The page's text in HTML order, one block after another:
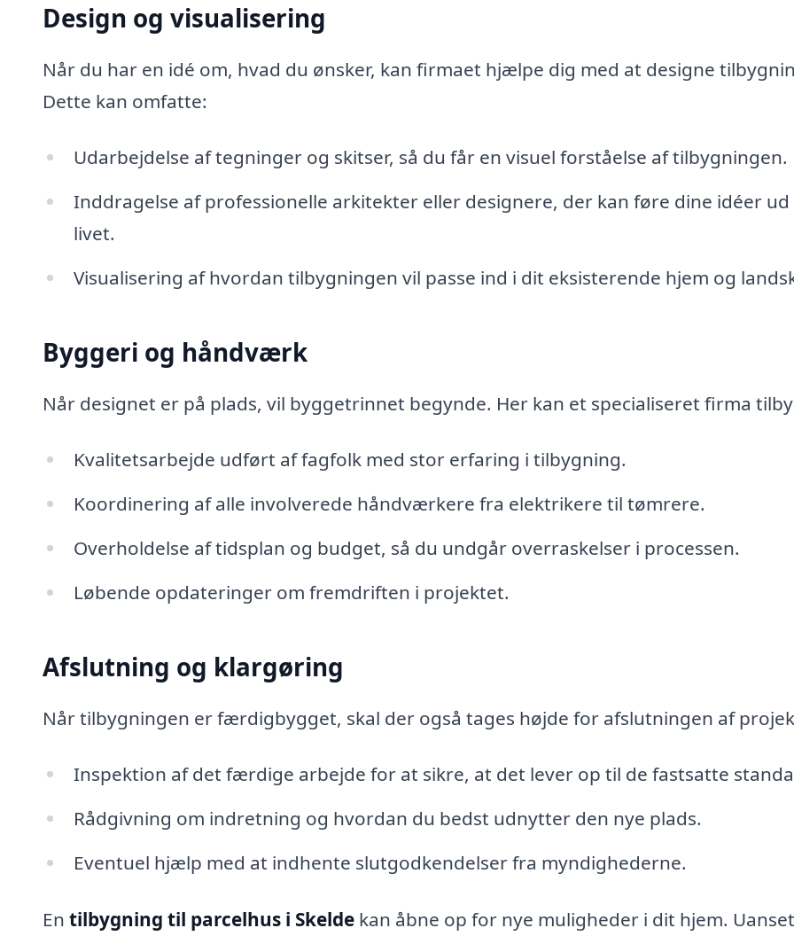
Design og visualisering
Når du har en idé om, hvad du ønsker, kan firmaet hjælpe dig med at designe
Dette kan omfatte:
Udarbejdelse af tegninger og skitser, så du får en visuel forståelse af tilbygningen.
Inddragelse af professionelle arkitekter eller designere, der kan føre dine idéer ud
livet.
Visualisering af hvordan tilbygningen vil passe ind i dit eksisterende hjem og
Byggeri og håndværk
Når designet er på plads, vil byggetrinnet begynde. Her kan et specialiseret firma
Kvalitetsarbejde udført af fagfolk med stor erfaring i tilbygning.
Koordinering af alle involverede håndværkere fra elektrikere til tømrere.
Overholdelse af tidsplan og budget, så du undgår overraskelser i processen.
Løbende opdateringer om fremdriften i projektet.
Afslutning og klargøring
Når tilbygningen er færdigbygget, skal der også tages højde for afslutningen af
Inspektion af det færdige arbejde for at sikre, at det lever op til de fastsatte
Rådgivning om indretning og hvordan du bedst udnytter den nye plads.
Eventuel hjælp med at indhente slutgodkendelser fra myndighederne.
En tilbygning til parcelhus i Skelde kan åbne op for nye muligheder i dit hjem.